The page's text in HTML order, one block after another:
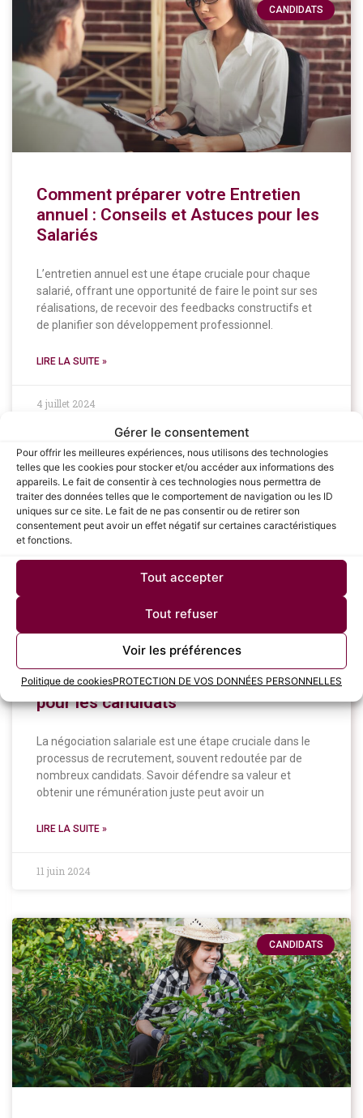
Gérer le consentement
Pour offrir les meilleures expériences, nous utilisons des technologies
telles que les cookies pour stocker et/ou accéder aux informations des
appareils. Le fait de consentir à ces technologies nous permettra de
traiter des données telles que le comportement de navigation ou les ID
uniques sur ce site. Le fait de ne pas consentir ou de retirer son
consentement peut avoir un effet négatif sur certaines caractéristiques
et fonctions.
Tout accepter
Tout refuser
Voir les préférences
Politique de cookiesPROTECTION DE VOS DONNÉES PERSONNELLES
CANDIDATS
Comment préparer votre Entretien
annuel : Conseils et Astuces pour les
Salariés
L’entretien annuel est une étape cruciale pour chaque
salarié, offrant une opportunité de faire le point sur ses
réalisations, de recevoir des feedbacks constructifs et
de planifier son développement professionnel.
LIRE LA SUITE »
4 juillet 2024
CANDIDATS
Les étapes clés pour réussir sa
négociation salariale : Guide complet
pour les candidats
La négociation salariale est une étape cruciale dans le
processus de recrutement, souvent redoutée par de
nombreux candidats. Savoir défendre sa valeur et
obtenir une rémunération juste peut avoir un
LIRE LA SUITE »
11 juin 2024
CANDIDATS